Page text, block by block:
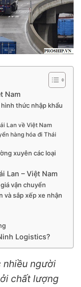
Nam
thức nhập khẩu
Lan về Việt Nam
hàng hóa đi Thái
xuyên các loại
Lan – Việt Nam
vận chuyển
và sắp xếp xe nhận
Logistics?
nhiều người
chất lượng